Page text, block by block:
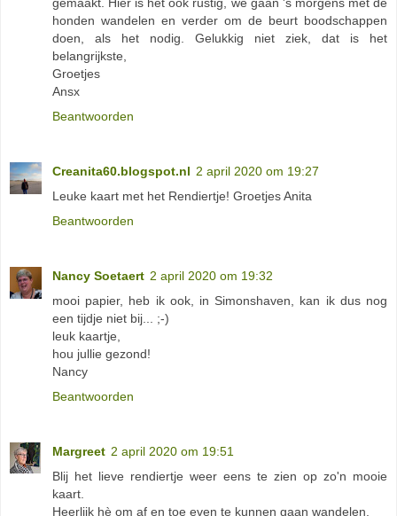
gemaakt. Hier is het ook rustig, we gaan 's morgens met de
honden wandelen en verder om de beurt boodschappen
doen, als het nodig. Gelukkig niet ziek, dat is het
belangrijkste,
Groetjes
Ansx
Beantwoorden
Creanita60.blogspot.nl 2 april 2020 om 19:27
Leuke kaart met het Rendiertje! Groetjes Anita
Beantwoorden
Nancy Soetaert 2 april 2020 om 19:32
mooi papier, heb ik ook, in Simonshaven, kan ik dus nog
een tijdje niet bij... ;-)
leuk kaartje,
hou jullie gezond!
Nancy
Beantwoorden
Margreet 2 april 2020 om 19:51
Blij het lieve rendiertje weer eens te zien op zo'n mooie
kaart.
Heerlijk hè om af en toe even te kunnen gaan wandelen.